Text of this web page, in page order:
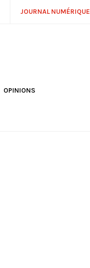
JOURNAL NUMÉRIQUE
OPINIONS